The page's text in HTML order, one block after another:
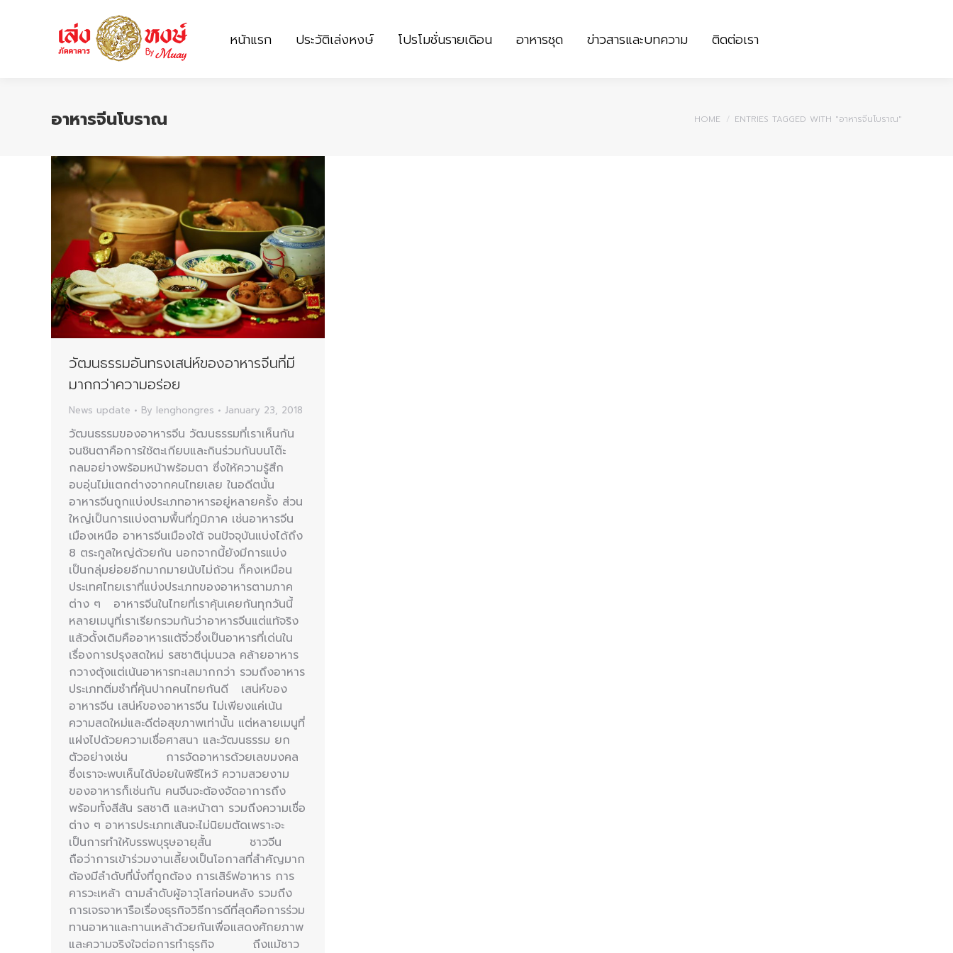
หน้าแรก ประวัติเล่งหงษ์ โปรโมชั่นรายเดิอน อาหารชุด ข่าวสารและบทความ ติดต่อเรา
อาหารจีนโบราณ You are here:
HOME ENTRIES TAGGED WITH "อาหารจีนโบราณ"
วัฒนธรรมอันทรงเสน่ห์ของอาหารจีนที่มี
มากกว่าความอร่อย
News update By lenghongres January 23, 2018
วัฒนธรรมของอาหารจีน วัฒนธรรมที่เราเห็นกัน
จนชินตาคือการใช้ตะเกียบและกินร่วมกันบนโต๊ะ
กลมอย่างพร้อมหน้าพร้อมตา ซึ่งให้ความรู้สึก
อบอุ่นไม่แตกต่างจากคนไทยเลย ในอดีตนั้น
อาหารจีนถูกแบ่งประเภทอาหารอยู่หลายครั้ง ส่วน
ใหญ่เป็นการแบ่งตามพื้นที่ภูมิภาค เช่นอาหารจีน
เมืองเหนือ อาหารจีนเมืองใต้ จนปัจจุบันแบ่งได้ถึง
8 ตระกูลใหญ่ด้วยกัน นอกจากนี้ยังมีการแบ่ง
เป็นกลุ่มย่อยอีกมากมายนับไม่ถ้วน ก็คงเหมือน
ประเทศไทยเราที่แบ่งประเภทของอาหารตามภาค
ต่าง ๆ อาหารจีนในไทยที่เราคุ้นเคยกันทุกวันนี้
หลายเมนูที่เราเรียกรวมกันว่าอาหารจีนแต่แท้จริง
แล้วดั้งเดิมคืออาหารแต้จิ๋วซึ่งเป็นอาหารที่เด่นใน
เรื่องการปรุงสดใหม่ รสชาตินุ่มนวล คล้ายอาหาร
กวางตุ้งแต่เน้นอาหารทะเลมากกว่า รวมถึงอาหาร
ประเภทติ่มซำที่คุ้นปากคนไทยกันดี เสน่ห์ของ
อาหารจีน เสน่ห์ของอาหารจีน ไม่เพียงแค่เน้น
ความสดใหม่และดีต่อสุขภาพเท่านั้น แต่หลายเมนูที่
แฝงไปด้วยความเชื่อศาสนา และวัฒนธรรม ยก
ตัวอย่างเช่น การจัดอาหารด้วยเลขมงคล
ซึ่งเราจะพบเห็นได้บ่อยในพิธีไหว้ ความสวยงาม
ของอาหารก็เช่นกัน คนจีนจะต้องจัดอาการถึง
พร้อมทั้งสีสัน รสชาติ และหน้าตา รวมถึงความเชื่อ
ต่าง ๆ อาหารประเภทเส้นจะไม่นิยมตัดเพราะจะ
เป็นการทำให้บรรพบุรุษอายุสั้น ชาวจีน
ถือว่าการเข้าร่วมงานเลี้ยงเป็นโอกาสที่สำคัญมาก
ต้องมีลำดับที่นั่งที่ถูกต้อง การเสิร์ฟอาหาร การ
คารวะเหล้า ตามลำดับผู้อาวุโสก่อนหลัง รวมถึง
การเจรจาหารือเรื่องธุรกิจวิธีการดีที่สุดคือการร่วม
ทานอาหาและทานเหล้าด้วยกันเพื่อแสดงศักยภาพ
และความจริงใจต่อการทำธุรกิจ ถึงแม้ชาว
โปรโมชั่นรายเดิอน